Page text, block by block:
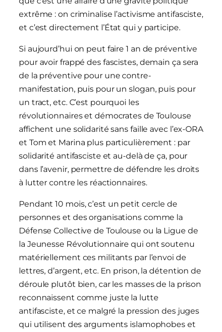
extrême : on criminalise l’activisme antifasciste,
et c’est directement l’État qui y participe.
Si aujourd’hui on peut faire 1 an de préventive
pour avoir frappé des fascistes, demain ça sera
de la préventive pour une contre-
manifestation, puis pour un slogan, puis pour
un tract, etc. C’est pourquoi les
révolutionnaires et démocrates de Toulouse
affichent une solidarité sans faille avec l’ex-ORA
et Tom et Marina plus particulièrement : par
solidarité antifasciste et au-delà de ça, pour
dans l’avenir, permettre de défendre les droits
à lutter contre les réactionnaires.
Pendant 10 mois, c’est un petit cercle de
personnes et des organisations comme la
Défense Collective de Toulouse ou la Ligue de
la Jeunesse Révolutionnaire qui ont soutenu
matériellement ces militants par l’envoi de
lettres, d’argent, etc. En prison, la détention de
déroule plutôt bien, car les masses de la prison
reconnaissent comme juste la lutte
antifasciste, et ce malgré la pression des juges
qui utilisent des arguments islamophobes et